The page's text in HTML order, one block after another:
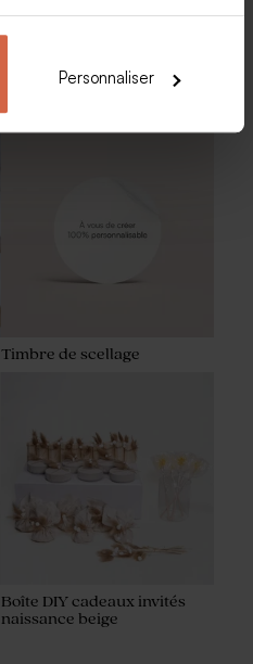
Personnaliser
Timbre de scellage
Boîte DIY cadeaux invités
naissance beige